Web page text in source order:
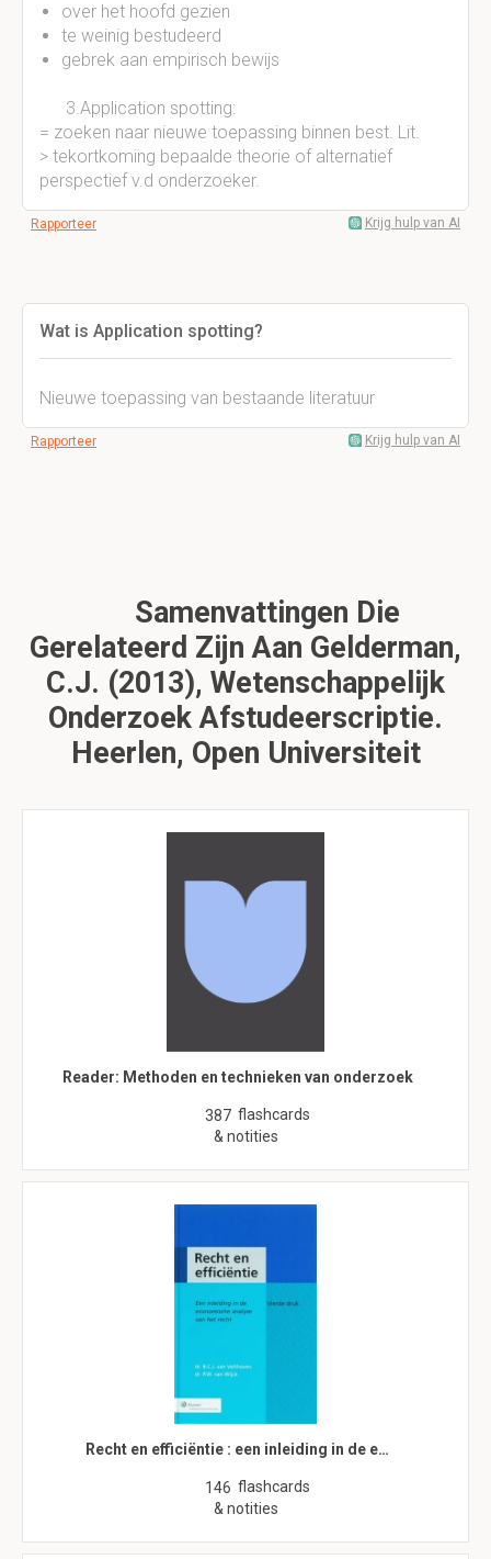
over het hoofd gezien
te weinig bestudeerd
gebrek aan empirisch bewijs
3.Application spotting:
= zoeken naar nieuwe toepassing binnen best. Lit.
> tekortkoming bepaalde theorie of alternatief
perspectief v.d onderzoeker.
Rapporteer Krijg hulp van AI
Wat is Application spotting?
Nieuwe toepassing van bestaande literatuur
Rapporteer Krijg hulp van AI
Samenvattingen Die
Gerelateerd Zijn Aan Gelderman,
C.J. (2013), Wetenschappelijk
Onderzoek Afstudeerscriptie.
Heerlen, Open Universiteit
Reader: Methoden en technieken van onderzoek
387 flashcards
& notities
Recht en efficiëntie : een inleiding in de e…
146 flashcards
& notities